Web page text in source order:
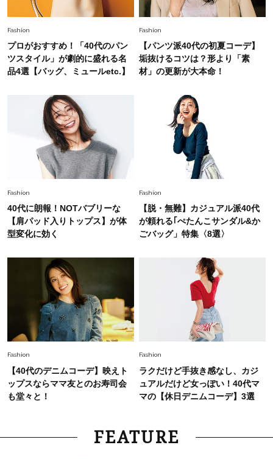
Fashion
Fashion 2026.7.9
やぐ【甘め黒アイテム】3選
Fashion
26年夏は「小ぶり」が大流行中！人と被らない
【最旬かごバッグ】6選
Fashion
プロがおすすめ！「40代のパン
ツスタイル」が劇的に盛れる名
品4選【バッグ、ミュールetc.】
Fashion
【パンツ派40代の初夏コーデ】
垢抜けるコツは？形より「素
材」の更新が大本命！
Fashion
40代に朗報！NOTバブリーな
【肩パッド入りトップス】が体
型変化に効く
Fashion
【脱・無難】カジュアル派40代
が頼れる｢ぺたんこサンダル&か
ごバッグ」特集〈8選〉
Fashion
【40代のデニムコーデ】映えト
ップスならママ友とのお寿司会
も堂々と！
Fashion
ラクだけど手抜き感なし、カジ
ュアルだけど女っぽい！40代マ
マの【休日デニムコーデ】3選
FEATURE